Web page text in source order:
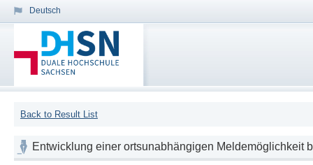
Deutsch
Back to Result List
Entwicklung einer ortsunabhängigen Meldemöglichkeit